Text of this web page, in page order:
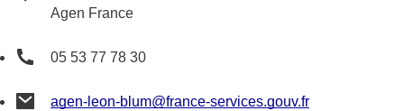
Agen France
05 53 77 78 30
agen-leon-blum@france-services.gouv.fr